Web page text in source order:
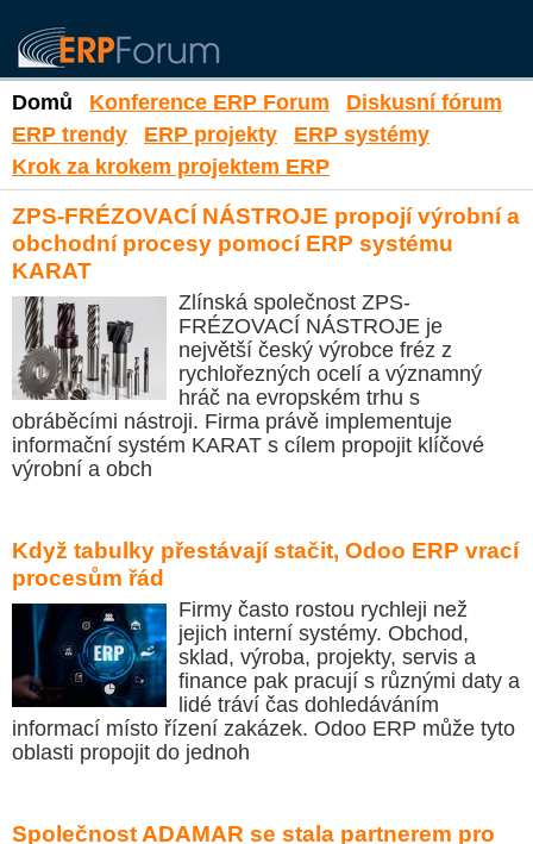
Domů Konference ERP Forum
Diskusní fórum
ERP trendy
ERP projekty
ERP systémy
Krok za krokem projektem ERP
ZPS-FRÉZOVACÍ NÁSTROJE propojí výrobní a
obchodní procesy pomocí ERP systému
KARAT
Zlínská společnost ZPS-
FRÉZOVACÍ NÁSTROJE je
největší český výrobce fréz z
rychlořezných ocelí a významný
hráč na evropském trhu s
obráběcími nástroji. Firma právě implementuje
informační systém KARAT s cílem propojit klíčové
výrobní a obch
Když tabulky přestávají stačit, Odoo ERP vrací
procesům řád
Firmy často rostou rychleji než
jejich interní systémy. Obchod,
sklad, výroba, projekty, servis a
finance pak pracují s různými daty a
lidé tráví čas dohledáváním
informací místo řízení zakázek. Odoo ERP může tyto
oblasti propojit do jednoh
Společnost ADAMAR se stala partnerem pro